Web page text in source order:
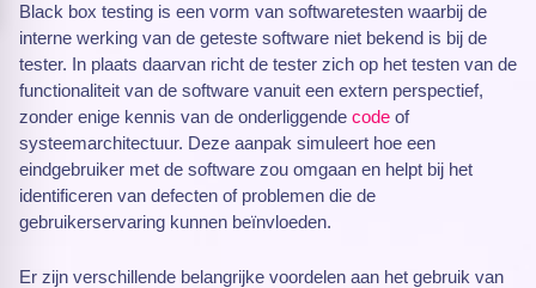
Black box testing is een vorm van softwaretesten waarbij de
interne werking van de geteste software niet bekend is bij de
tester. In plaats daarvan richt de tester zich op het testen van de
functionaliteit van de software vanuit een extern perspectief,
zonder enige kennis van de onderliggende code of
systeemarchitectuur. Deze aanpak simuleert hoe een
eindgebruiker met de software zou omgaan en helpt bij het
identificeren van defecten of problemen die de
gebruikerservaring kunnen beïnvloeden.
Er zijn verschillende belangrijke voordelen aan het gebruik van